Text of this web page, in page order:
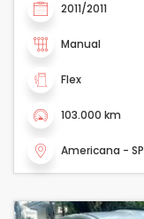
2011/2011
Manual
Flex
103.000 km
Americana - SP